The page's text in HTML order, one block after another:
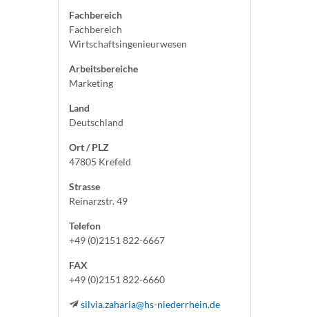
Fachbereich
Fachbereich
Wirtschaftsingenieurwesen
Arbeitsbereiche
Marketing
Land
Deutschland
Ort / PLZ
47805 Krefeld
Strasse
Reinarzstr. 49
Telefon
+49 (0)2151 822-6667
FAX
+49 (0)2151 822-6660
silvia.zaharia@hs-niederrhein.de